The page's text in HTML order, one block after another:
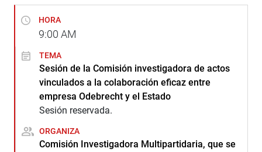
HORA
9:00 AM
TEMA
Sesión de la Comisión investigadora de actos
vinculados a la colaboración eficaz entre
empresa Odebrecht y el Estado
Sesión reservada.
ORGANIZA
Comisión Investigadora Multipartidaria, que se